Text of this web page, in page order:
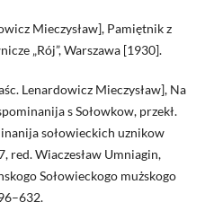
Mieczysław], Pamiętnik z
„Rój”, Warszawa [1930].
Lenardowicz Mieczysław], Na
s Sołowkow, przekł.
sołowieckich uznikow
red. Wiaczesław Umniagin,
Sołowieckogo mużskogo